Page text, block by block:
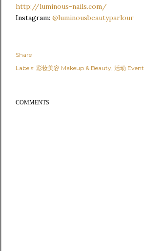
http://luminous-nails.com/
Instagram: @luminousbeautyparlour
Share
Labels: 彩妆美容 Makeup & Beauty 活动 Event
COMMENTS